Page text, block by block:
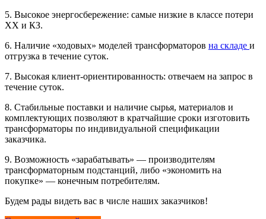
5. Высокое энергосбережение: самые низкие в классе потери
ХХ и КЗ.
6. Наличие «ходовых» моделей трансформаторов на складе и
отгрузка в течение суток.
7. Высокая клиент-ориентированность: отвечаем на запрос в
течение суток.
8. Стабильные поставки и наличие сырья, материалов и
комплектующих позволяют в кратчайшие сроки изготовить
трансформаторы по индивидуальной спецификации
заказчика.
9. Возможность «зарабатывать» — производителям
трансформаторным подстанций, либо «экономить на
покупке» — конечным потребителям.
Будем рады видеть вас в числе наших заказчиков!